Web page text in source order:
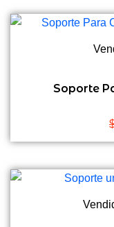
Soporte